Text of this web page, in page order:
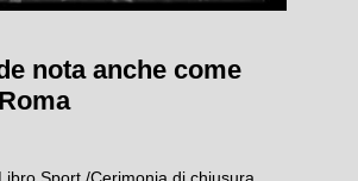
nota anche come